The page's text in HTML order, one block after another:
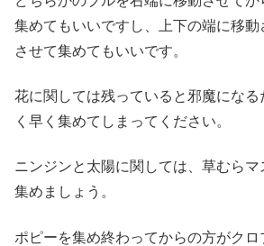
集めてもいいですし、上下の端に移
させて集めてもいいです。
花に関しては残っていると邪魔にな
く早く集めてしまってください。
ニンジンと太陽に関しては、草むら
集めましょう。
ポピーを集め終わってからの方がク